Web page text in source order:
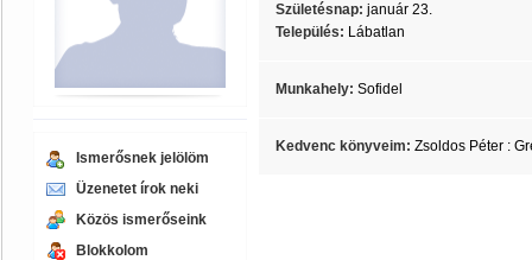
Ismerősnek jelölöm
Üzenetet írok neki
Közös ismerőseink
Blokkolom
Születésnap: január 23.
Település: Lábatlan
Munkahely: Sofidel
Kedvenc könyveim: Zsoldos Péter :